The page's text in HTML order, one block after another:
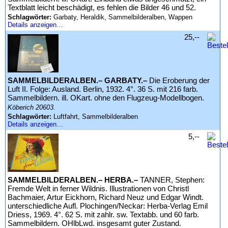
Textblatt leicht beschädigt, es fehlen die Bilder 46 und 52.
Schlagwörter: Garbaty, Heraldik, Sammelbilderalben, Wappen
Details anzeigen…
SAMMELBILDERALBEN.– GARBATY.– Die Eroberung der
Luft II. Folge: Ausland. Berlin, 1932. 4°. 36 S. mit 216 farb.
Sammelbildern. ill. OKart. ohne den Flugzeug-Modellbogen.
Köberich 20603.
Schlagwörter: Luftfahrt, Sammelbilderalben
Details anzeigen…
25,--
SAMMELBILDERALBEN.– HERBA.– TANNER, Stephen:
Fremde Welt in ferner Wildnis. Illustrationen von Christl
Bachmaier, Artur Eickhorn, Richard Neuz und Edgar Windt.
unterschiedliche Aufl. Plochingen/Neckar: Herba-Verlag Emil
Driess, 1969. 4°. 62 S. mit zahlr. sw. Textabb. und 60 farb.
Sammelbildern. OHlbLwd. insgesamt guter Zustand.
5,--